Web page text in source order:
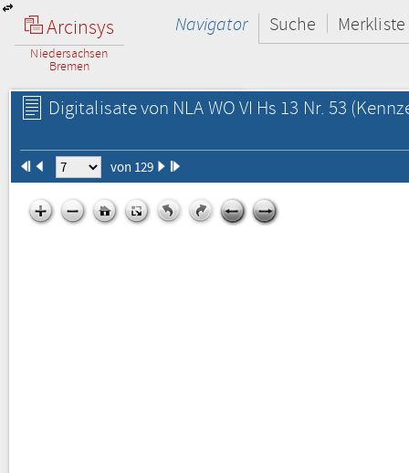
Arcinsys
Niedersachsen
Bremen
Navigator Suche Merkliste
Digitalisate von NLA WO VI Hs 13 Nr. 53
von 129